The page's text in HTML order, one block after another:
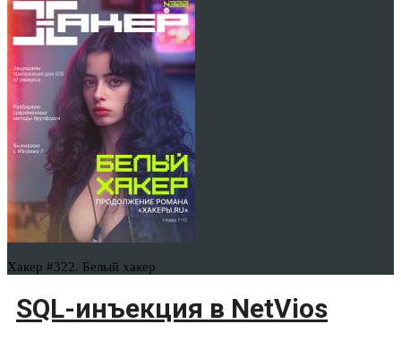
Хакер #322. Белый хакер
SQL-инъекция в NetVios